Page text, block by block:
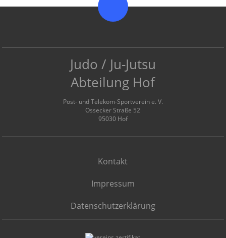
Judo / Ju-Jutsu
Abteilung Hof
Post- und Telekom-Sportverein e. V.
Ossecker Straße 52
95030 Hof
Kontakt
Impressum
Datenschutzerklärung